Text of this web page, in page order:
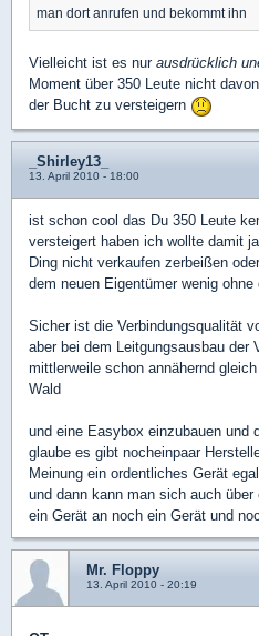
man dort anrufen und bekommt ihn
Vielleicht ist es nur ausdrücklich
Moment über 350 Leute nicht
der Bucht zu versteigern
_Shirley13_
13. April 2010 - 18:00
ist schon cool das Du 350 Leute
versteigert haben ich wollte damit
Ding nicht verkaufen zerbeißen
dem neuen Eigentümer wenig
Sicher ist die Verbindungsqualität
aber bei dem Leitgungsausbau der
mittlerweile schon annähernd
Wald
und eine Easybox einzubauen und
glaube es gibt nocheinpaar
Meinung ein ordentliches Gerät
und dann kann man sich auch
ein Gerät an noch ein Gerät und
Mr. Floppy
13. April 2010 - 20:19